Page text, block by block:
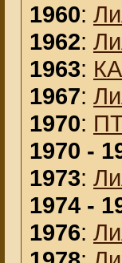
1960:
1962:
1963:
1967:
1970:
1970 -
1973:
1974 -
1976: